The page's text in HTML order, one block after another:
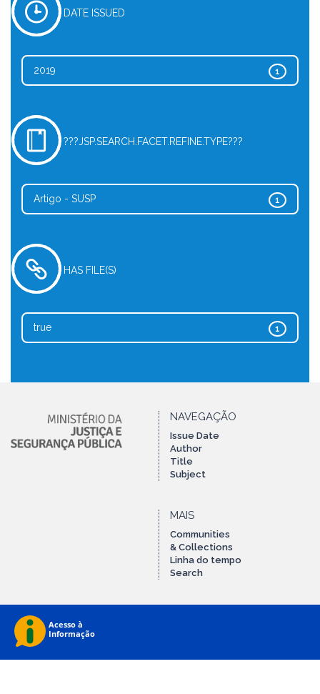
DATE ISSUED
1
2019
???JSP.SEARCH.FACET.REFINE.TYPE???
1
Artigo - SUSP
HAS FILE(S)
1
true
NAVEGAÇÃO
Issue Date
Author
Title
Subject
MAIS
Communities
& Collections
Linha do tempo
Search